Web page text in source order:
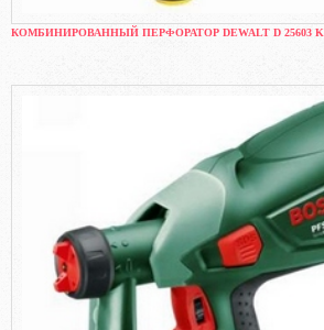
КОМБИНИРОВАННЫЙ ПЕРФОРАТОР DEWALT D 25603 K